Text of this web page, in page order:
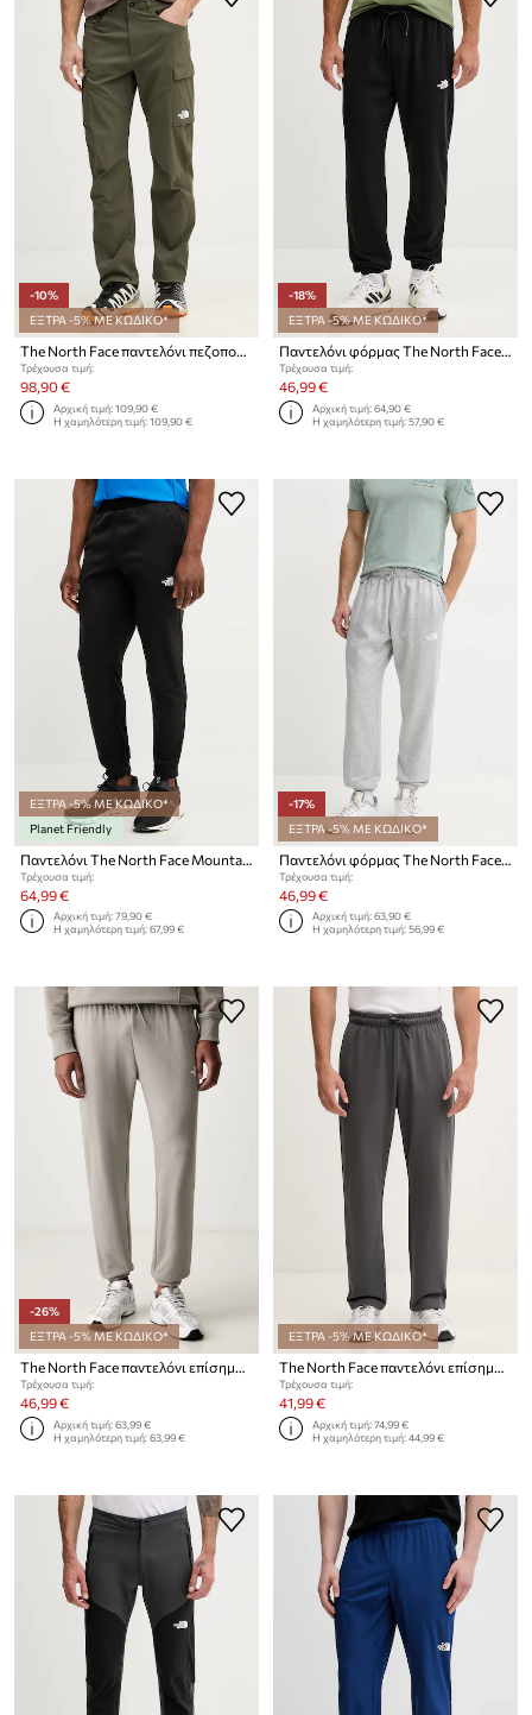
-10%
ΕΞΤΡΑ -5% ΜΕ ΚΩΔΙΚΟ*
The North Face παντελόνι πεζοπορίας ανδρικό Exploration Cargo
Τρέχουσα τιμή:
98,90 €
Αρχική τιμή:109,90 €
Η χαμηλότερη τιμή:109,90 €
-18%
ΕΞΤΡΑ -5% ΜΕ ΚΩΔΙΚΟ*
Παντελόνι φόρμας The North Face Simple Dome
Τρέχουσα τιμή:
46,99 €
Αρχική τιμή:64,90 €
Η χαμηλότερη τιμή:57,90 €
ΕΞΤΡΑ -5% ΜΕ ΚΩΔΙΚΟ*
Planet Friendly
Τρέχουσα τιμή:
64,99 €
Αρχική τιμή:79,90 €
Η χαμηλότερη τιμή:67,99 €
-17%
ΕΞΤΡΑ -5% ΜΕ ΚΩΔΙΚΟ*
Τρέχουσα τιμή:
46,99 €
Αρχική τιμή:63,90 €
Η χαμηλότερη τιμή:56,99 €
-26%
ΕΞΤΡΑ -5% ΜΕ ΚΩΔΙΚΟ*
The North Face παντελόνι επίσημο ανδρικό με βαμβάκι Simple Dome
Τρέχουσα τιμή:
46,99 €
Αρχική τιμή:63,99 €
Η χαμηλότερη τιμή:63,99 €
ΕΞΤΡΑ -5% ΜΕ ΚΩΔΙΚΟ*
The North Face παντελόνι επίσημο ανδρικό βαμβακερό Essential Light
Τρέχουσα τιμή:
41,99 €
Αρχική τιμή:74,99 €
Η χαμηλότερη τιμή:44,99 €